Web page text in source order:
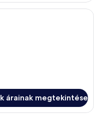
szoba, amelyben
árainak megtekintése